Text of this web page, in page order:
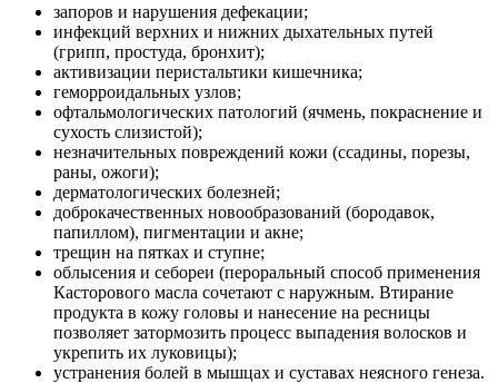
запоров и нарушения дефекации;
инфекций верхних и нижних дыхательных путей
(грипп, простуда, бронхит);
активизации перистальтики кишечника;
геморроидальных узлов;
офтальмологических патологий (ячмень, покраснение и
сухость слизистой);
незначительных повреждений кожи (ссадины, порезы,
раны, ожоги);
дерматологических болезней;
доброкачественных новообразований (бородавок,
папиллом), пигментации и акне;
трещин на пятках и ступне;
облысения и себореи (пероральный способ применения
Касторового масла сочетают с наружным. Втирание
продукта в кожу головы и нанесение на ресницы
позволяет затормозить процесс выпадения волосков и
укрепить их луковицы);
устранения болей в мышцах и суставах неясного генеза.